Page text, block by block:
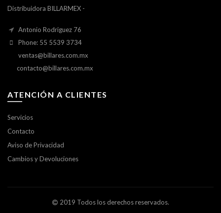
Distribuidora BILLARMEX -
Antonio Rodriguez 76
Phone: 55 5539 3734
ventas@billares.com.mx
contacto@billares.com.mx
ATENCIÓN A CLIENTES
Servicios
Contacto
Aviso de Privacidad
Cambios y Devoluciones
2019 Todos los derechos reservados.